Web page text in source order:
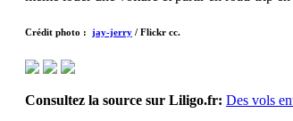
Crédit photo : jay-jerry/ Flickr cc.
Consultez la source sur Liligo.fr: Des vols